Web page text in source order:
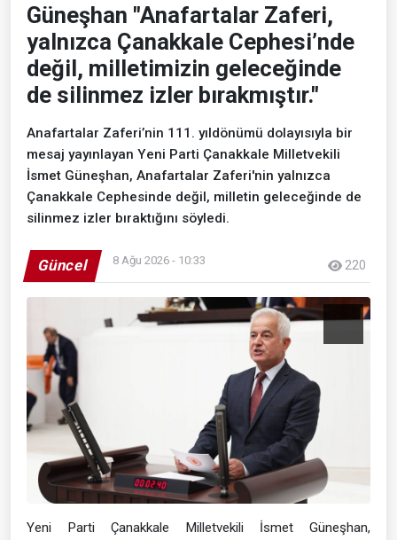
Güneşhan "Anafartalar Zaferi,
yalnızca Çanakkale Cephesi’nde
değil, milletimizin geleceğinde
de silinmez izler bırakmıştır."
Anafartalar Zaferi’nin 111. yıldönümü dolayısıyla bir
mesaj yayınlayan Yeni Parti Çanakkale Milletvekili
İsmet Güneşhan, Anafartalar Zaferi'nin yalnızca
Çanakkale Cephesinde değil, milletin geleceğinde de
silinmez izler bıraktığını söyledi.
Güncel 8 Ağu 2026 - 10:33 220
Yeni Parti Çanakkale Milletvekili İsmet Güneşhan,